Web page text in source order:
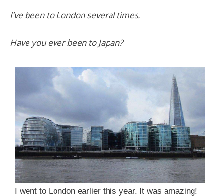
I’ve been to London several times.
Have you ever been to Japan?
I went to London earlier this year. It was amazing!